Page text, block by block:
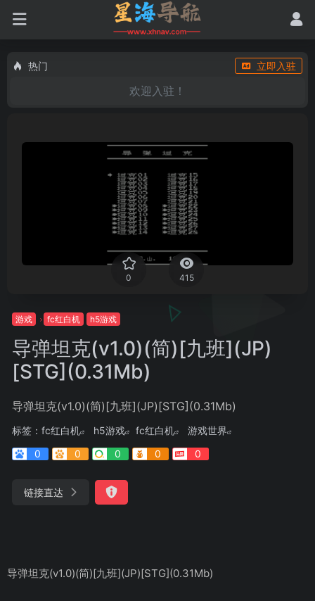
热门 立即入驻
欢迎入驻！
0 415
游戏 fc红白机 h5游戏
导弹坦克(v1.0)(简)[九班](JP)
[STG](0.31Mb)
导弹坦克(v1.0)(简)[九班](JP)[STG](0.31Mb)
标签： fc红白机 h5游戏 fc红白机
游戏世界
0
0 0 0 0
链接直达
导弹坦克(v1.0)(简)[九班](JP)[STG](0.31Mb)